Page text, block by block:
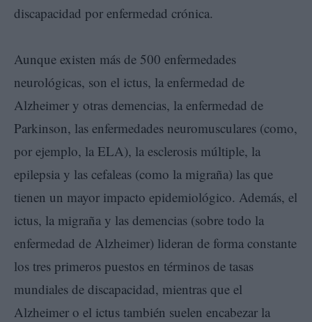
discapacidad por enfermedad crónica.
Aunque existen más de 500 enfermedades
neurológicas, son el ictus, la enfermedad de
Alzheimer y otras demencias, la enfermedad de
Parkinson, las enfermedades neuromusculares (como,
por ejemplo, la ELA), la esclerosis múltiple, la
epilepsia y las cefaleas (como la migraña) las que
tienen un mayor impacto epidemiológico. Además, el
ictus, la migraña y las demencias (sobre todo la
enfermedad de Alzheimer) lideran de forma constante
los tres primeros puestos en términos de tasas
mundiales de discapacidad, mientras que el
Alzheimer o el ictus también suelen encabezar la